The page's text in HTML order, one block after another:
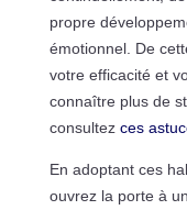
propre
émotionnel. De
votre efficacité et
connaître plus de
consultez ces
En adoptant ces
ouvrez la porte à